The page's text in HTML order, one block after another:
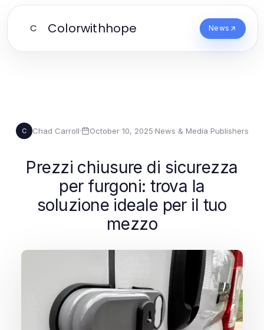
C Colorwithhope News
C Chad Carroll· October 10, 2025·News & Media Publishers
Prezzi chiusure di sicurezza
per furgoni: trova la
soluzione ideale per il tuo
mezzo